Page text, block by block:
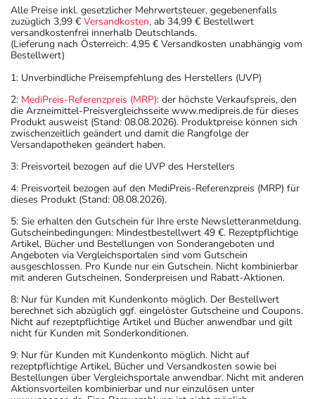
Alle Preise inkl. gesetzlicher Mehrwertsteuer, gegebenenfalls
zuzüglich 3,99 € Versandkosten, ab 34,99 € Bestellwert
versandkostenfrei innerhalb Deutschlands.
(Lieferung nach Österreich: 4,95 € Versandkosten unabhängig vom
Bestellwert)
1: Unverbindliche Preisempfehlung des Herstellers (UVP)
2: MediPreis-Referenzpreis (MRP): der höchste Verkaufspreis, den
die Arzneimittel-Preisvergleichsseite www.medipreis.de für dieses
Produkt ausweist (Stand: 08.08.2026). Produktpreise können sich
zwischenzeitlich geändert und damit die Rangfolge der
Versandapotheken geändert haben.
3: Preisvorteil bezogen auf die UVP des Herstellers
4: Preisvorteil bezogen auf den MediPreis-Referenzpreis (MRP) für
dieses Produkt (Stand: 08.08.2026).
5: Sie erhalten den Gutschein für Ihre erste Newsletteranmeldung.
Gutscheinbedingungen: Mindestbestellwert 49 €. Rezeptpflichtige
Artikel, Bücher und Bestellungen von Sonderangeboten und
Angeboten via Vergleichsportalen sind vom Gutschein
ausgeschlossen. Pro Kunde nur ein Gutschein. Nicht kombinierbar
mit anderen Gutscheinen, Sonderpreisen und Rabatt-Aktionen.
8: Nur für Kunden mit Kundenkonto möglich. Der Bestellwert
berechnet sich abzüglich ggf. eingelöster Gutscheine und Coupons.
Nicht auf rezeptpflichtige Artikel und Bücher anwendbar und gilt
nicht für Kunden mit Sonderkonditionen.
9: Nur für Kunden mit Kundenkonto möglich. Nicht auf
rezeptpflichtige Artikel, Bücher und Versandkosten sowie bei
Bestellungen über Vergleichsportale anwendbar. Nicht mit anderen
Aktionsvorteilen kombinierbar und nur einzulösen unter